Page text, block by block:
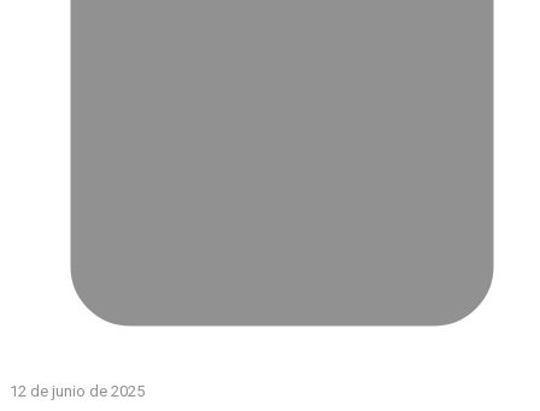
12 de junio de 2025